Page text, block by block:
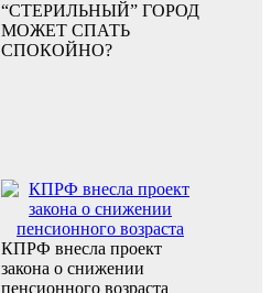
“СТЕРИЛЬНЫЙ” ГОРОД
МОЖЕТ СПАТЬ
СПОКОЙНО?
КПРФ внесла проект
закона о снижении
пенсионного возраста